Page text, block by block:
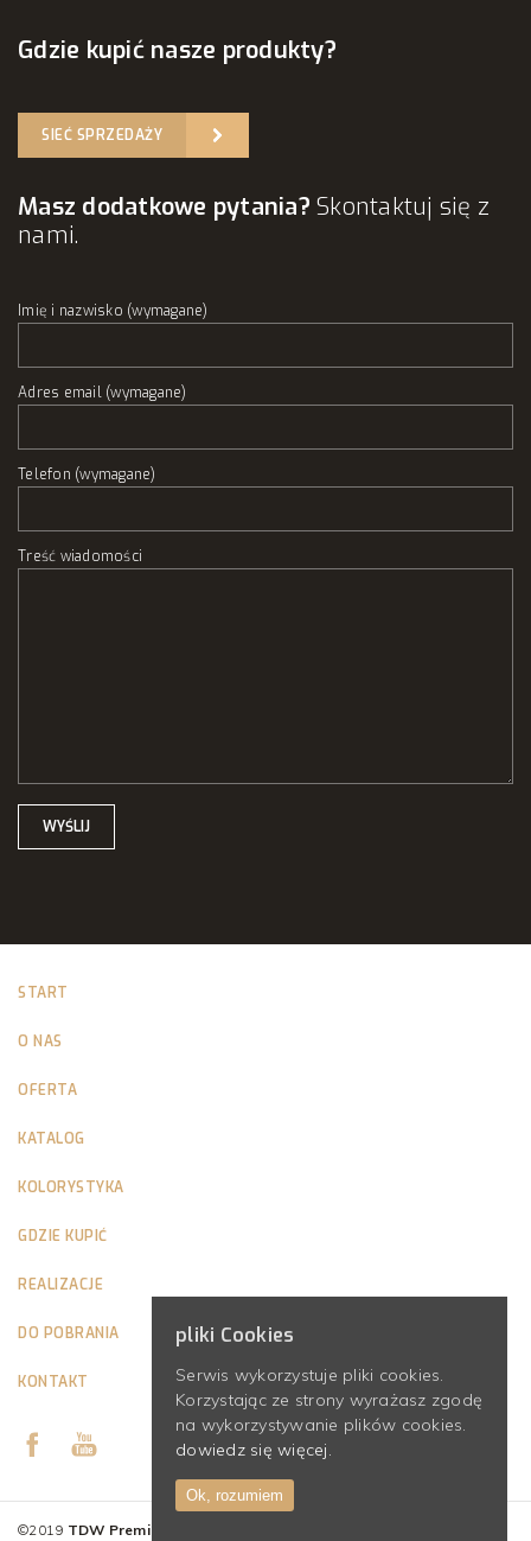
Gdzie kupić nasze produkty?
SIEĆ SPRZEDAŻY
Masz dodatkowe pytania? Skontaktuj się z
nami.
Imię i nazwisko (wymagane)
Adres email (wymagane)
Telefon (wymagane)
Treść wiadomości
START
O NAS
OFERTA
KATALOG
KOLORYSTYKA
GDZIE KUPIĆ
REALIZACJE
DO POBRANIA
KONTAKT
©2019 TDW Premium Interior Panels
pliki Cookies
Serwis wykorzystuje pliki cookies.
Korzystając ze strony wyrażasz zgodę
na wykorzystywanie plików cookies.
dowiedz się więcej.
Ok, rozumiem